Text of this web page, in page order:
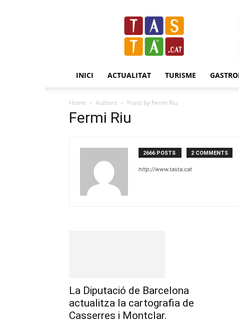
Revista
Tasta.cat
INICI ACTUALITAT TURISME
Home Authors Posts by Fermi Riu
Fermi Riu
2666 POSTS 2 COMMENTS
http://www.tasta.cat
La Diputació de Barcelona
actualitza la cartografia de
Casserres i Montclar.